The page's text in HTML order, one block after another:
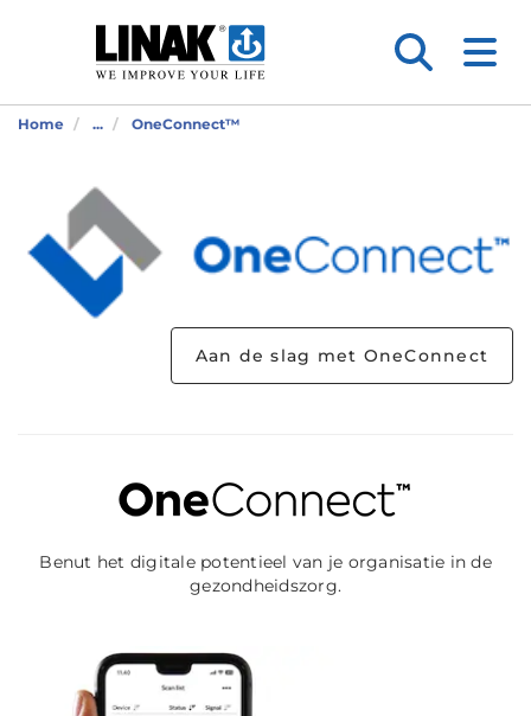
Home ... OneConnect™
Aan de slag met OneConnect
Benut het digitale potentieel van je organisatie in de
gezondheidszorg.